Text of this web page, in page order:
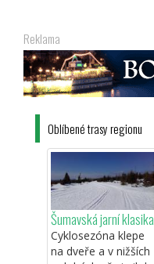
Reklama
Oblíbené trasy regionu
Šumavská jarní klasika
Cyklosezóna klepe
na dveře a v nižších